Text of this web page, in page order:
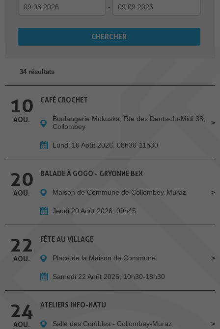
-
34 résultats
10
AOU.
CAFÉ CROCHET
Boulangerie Mokuska, Rte des Dents-du-Midi 38,
Collombey
Lundi 10 Août 2026, 08h30-11h30
20
AOU.
BALADE À GOGO - GRYONNE BEX
Maison de Commune de Collombey-Muraz
Jeudi 20 Août 2026, 09h45
22
AOU.
FÊTE AU VILLAGE
Place de la Maison de Commune
Samedi 22 Août 2026, 10h30-18h30
24
AOU.
ATELIERS INFO-NATU
Salle des Combles - Collombey-Muraz